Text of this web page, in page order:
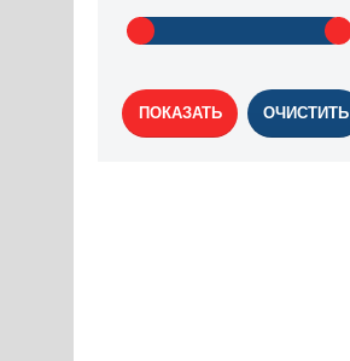
ПОКАЗАТЬ ОЧИСТИТЬ